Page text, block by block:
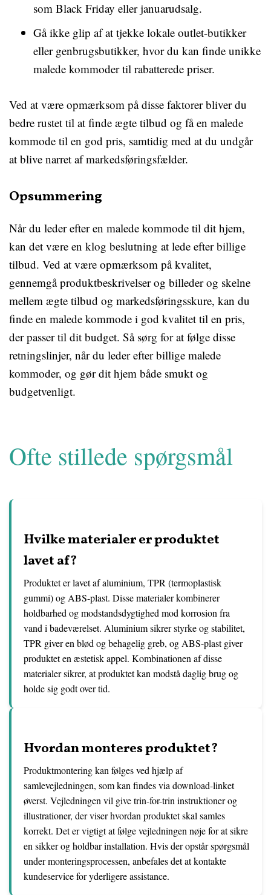
som Black Friday eller januarudsalg.
Gå ikke glip af at tjekke lokale outlet-butikker
eller genbrugsbutikker, hvor du kan finde unikke
malede kommoder til rabatterede priser.
Ved at være opmærksom på disse faktorer bliver du
bedre rustet til at finde ægte tilbud og få en malede
kommode til en god pris, samtidig med at du undgår
at blive narret af markedsføringsfælder.
Opsummering
Når du leder efter en malede kommode til dit hjem,
kan det være en klog beslutning at lede efter billige
tilbud. Ved at være opmærksom på kvalitet,
gennemgå produktbeskrivelser og billeder og skelne
mellem ægte tilbud og markedsføringsskure, kan du
finde en malede kommode i god kvalitet til en pris,
der passer til dit budget. Så sørg for at følge disse
retningslinjer, når du leder efter billige malede
kommoder, og gør dit hjem både smukt og
budgetvenligt.
Ofte stillede spørgsmål
Hvilke materialer er produktet
lavet af?
Produktet er lavet af aluminium, TPR (termoplastisk
gummi) og ABS-plast. Disse materialer kombinerer
holdbarhed og modstandsdygtighed mod korrosion fra
vand i badeværelset. Aluminium sikrer styrke og stabilitet,
TPR giver en blød og behagelig greb, og ABS-plast giver
produktet en æstetisk appel. Kombinationen af disse
materialer sikrer, at produktet kan modstå daglig brug og
holde sig godt over tid.
Hvordan monteres produktet?
Produktmontering kan følges ved hjælp af
samlevejledningen, som kan findes via download-linket
øverst. Vejledningen vil give trin-for-trin instruktioner og
illustrationer, der viser hvordan produktet skal samles
korrekt. Det er vigtigt at følge vejledningen nøje for at sikre
en sikker og holdbar installation. Hvis der opstår spørgsmål
under monteringsprocessen, anbefales det at kontakte
kundeservice for yderligere assistance.